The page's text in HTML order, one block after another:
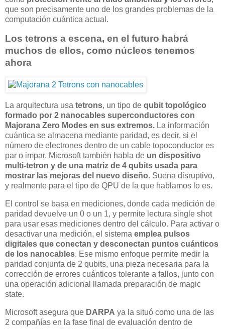
que son precisamente uno de los grandes problemas de la
computación cuántica actual.
Los tetrons a escena, en el futuro habrá
muchos de ellos, como núcleos tenemos
ahora
La arquitectura usa tetrons, un tipo de qubit topológico
formado por 2 nanocables superconductores con
Majorana Zero Modes en sus extremos. La información
cuántica se almacena mediante paridad, es decir, si el
número de electrones dentro de un cable topoconductor es
par o impar. Microsoft también habla de un dispositivo
multi-tetron y de una matriz de 4 qubits usada para
mostrar las mejoras del nuevo diseño. Suena disruptivo,
y realmente para el tipo de QPU de la que hablamos lo es.
El control se basa en mediciones, donde cada medición de
paridad devuelve un 0 o un 1, y permite lectura single shot
para usar esas mediciones dentro del cálculo. Para activar o
desactivar una medición, el sistema emplea pulsos
digitales que conectan y desconectan puntos cuánticos
de los nanocables. Ese mismo enfoque permite medir la
paridad conjunta de 2 qubits, una pieza necesaria para la
corrección de errores cuánticos tolerante a fallos, junto con
una operación adicional llamada preparación de magic
state.
Microsoft asegura que DARPA ya la situó como una de las
2 compañías en la fase final de evaluación dentro de